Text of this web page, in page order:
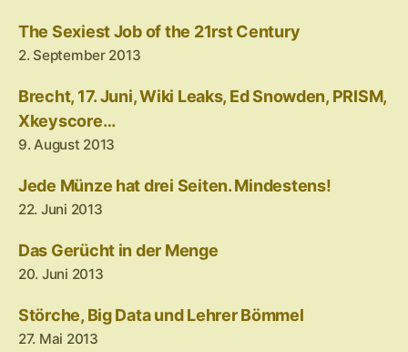
The Sexiest Job of the 21rst Century
2. September 2013
Brecht, 17. Juni, Wiki Leaks, Ed Snowden, PRISM,
Xkeyscore…
9. August 2013
Jede Münze hat drei Seiten. Mindestens!
22. Juni 2013
Das Gerücht in der Menge
20. Juni 2013
Störche, Big Data und Lehrer Bömmel
27. Mai 2013